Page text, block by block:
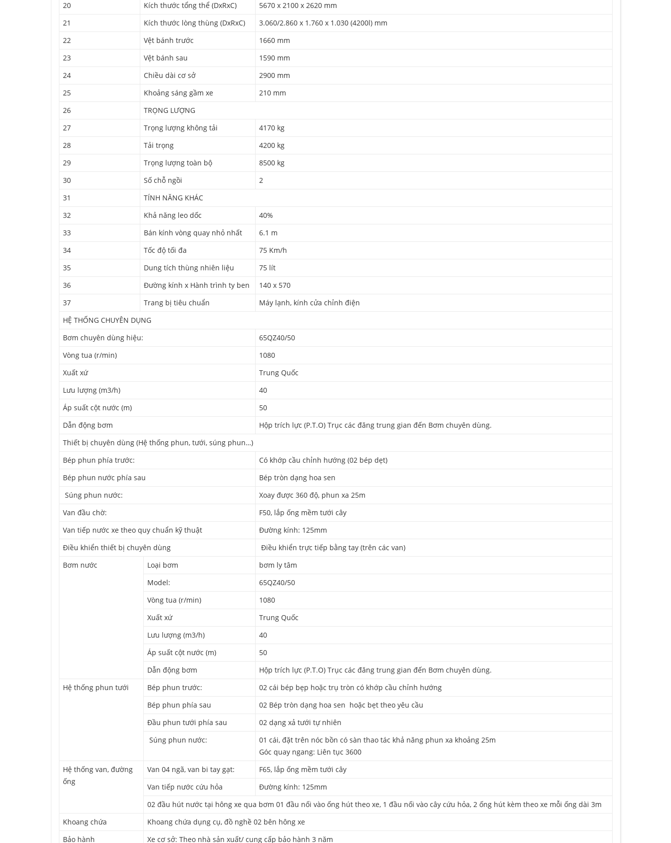
20
Kích thước tổng thể (DxRxC)
5670 x 2100 x 2620 mm
21
Kích thước lòng thùng (DxRxC)
3.060/2.860 x 1.760 x 1.030 (4200l) mm
22
Vệt bánh trước
1660 mm
23
Vệt bánh sau
1590 mm
24
Chiều dài cơ sở
2900 mm
25
Khoảng sáng gầm xe
210 mm
26
TRỌNG LƯỢNG
27
Trọng lượng không tải
4170 kg
28
Tải trọng
4200 kg
29
Trọng lượng toàn bộ
8500 kg
30
Số chỗ ngồi
2
31
TÍNH NĂNG KHÁC
32
Khả năng leo dốc
40%
33
Bán kính vòng quay nhỏ nhất
6.1 m
34
Tốc độ tối đa
75 Km/h
35
Dung tích thùng nhiên liệu
75 lít
36
Đường kính x Hành trình ty ben
140 x 570
37
Trang bị tiêu chuẩn
Máy lạnh, kính cửa chỉnh điện
HỆ THỐNG CHUYÊN DỤNG
Bơm chuyên dùng hiệu:
65QZ40/50
Vòng tua (r/min)
1080
Xuất xứ
Trung Quốc
Lưu lượng (m3/h)
40
Áp suất cột nước (m)
50
Dẫn động bơm
Hộp trích lực (P.T.O) Trục các đăng trung gian đến Bơm chuyên dùng.
Thiết bị chuyên dùng (Hệ thống phun, tưới, súng phun…)
Bép phun phía trước:
Có khớp cầu chỉnh hướng (02 bép dẹt)
Bép phun nước phía sau
Bép tròn dạng hoa sen
Súng phun nước:
Xoay được 360 độ, phun xa 25m
Van đầu chờ:
F50, lắp ống mềm tưới cây
Van tiếp nước xe theo quy chuẩn kỹ thuật
Đường kính: 125mm
Điều khiển thiết bị chuyên dùng
Điều khiển trực tiếp bằng tay (trên các van)
Bơm nước
Loại bơm
bơm ly tâm
Model:
65QZ40/50
Vòng tua (r/min)
1080
Xuất xứ
Trung Quốc
Lưu lượng (m3/h)
40
Áp suất cột nước (m)
50
Dẫn động bơm
Hộp trích lực (P.T.O) Trục các đăng trung gian đến Bơm chuyên dùng.
Hệ thống phun tưới
Bép phun trước:
02 cái bép bẹp hoặc trụ tròn có khớp cầu chỉnh hướng
Bép phun phía sau
02 Bép tròn dạng hoa sen hoặc bẹt theo yêu cầu
Đầu phun tưới phía sau
02 dạng xả tưới tự nhiên
Súng phun nước:
01 cái, đặt trên nóc bồn có sàn thao tác khả năng phun xa khoảng 25m
Góc quay ngang: Liên tục 3600
Hệ thống van, đường
ống
Van 04 ngã, van bi tay gạt:
F65, lắp ống mềm tưới cây
Van tiếp nước cứu hỏa
Đường kính: 125mm
02 đầu hút nước tại hông xe qua bơm 01 đầu nối vào ống hút theo xe, 1 đầu nối vào cây cứu hỏa, 2 ống hút kèm theo xe mỗi ống dài 3m
Khoang chứa
Khoang chứa dụng cụ, đồ nghề 02 bên hông xe
Bảo hành
Xe cơ sở: Theo nhà sản xuất/ cung cấp bảo hành 3 năm